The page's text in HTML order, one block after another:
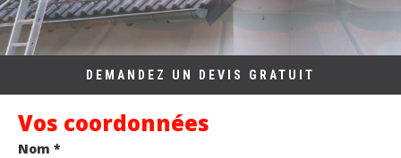
DEMANDEZ UN DEVIS GRATUIT
Vos coordonnées
Nom *